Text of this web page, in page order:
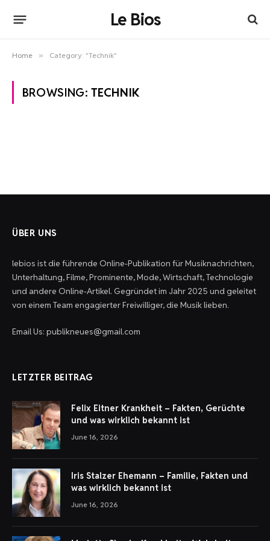
Le Bios
Home » Category: "Technik"
BROWSING: TECHNIK
ÜBER UNS
lebios ist die führende Online-Publikation für Musiknachrichten,
Unterhaltung, Filme, Prominente, Mode, Wirtschaft, Technologie
und andere Online-Artikel. Gegründet im Jahr 2025 und geleitet
von einem Team engagierter Freiwilliger, die Musik lieben.
Email Us: publikneues@gmail.com
LETZTER BEITRAG
Felix Eitner Krankheit – Fakten, Gerüchte
und was wirklich bekannt ist
June 16, 2026
Iris Stalzer Ehemann – Familie, Fakten und
was wirklich bekannt ist
June 16, 2026